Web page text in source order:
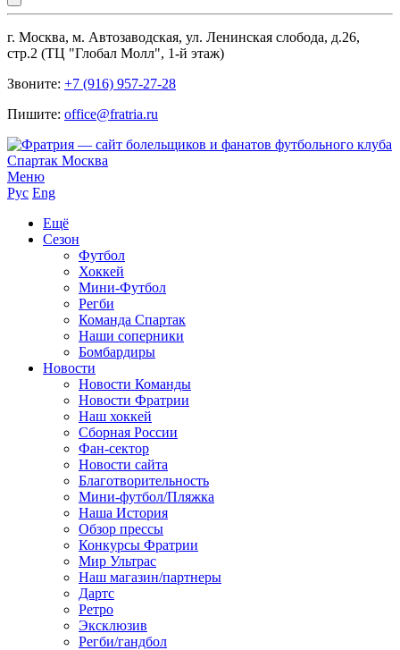
г. Москва, м. Автозаводская, ул. Ленинская слобода, д.26,
стр.2 (ТЦ "Глобал Молл", 1-й этаж)
Звоните: +7 (916) 957-27-28
Пишите: office@fratria.ru
Меню
Рус Eng
Ещё
Сезон
Футбол
Хоккей
Мини-Футбол
Регби
Команда Спартак
Наши соперники
Бомбардиры
Новости
Новости Команды
Новости Фратрии
Наш хоккей
Сборная России
Фан-cектор
Новости сайта
Благотворительность
Мини-футбол/Пляжка
Наша История
Обзор прессы
Конкурсы Фратрии
Мир Ультрас
Наш магазин/партнеры
Дартс
Ретро
Эксклюзив
Регби/гандбол